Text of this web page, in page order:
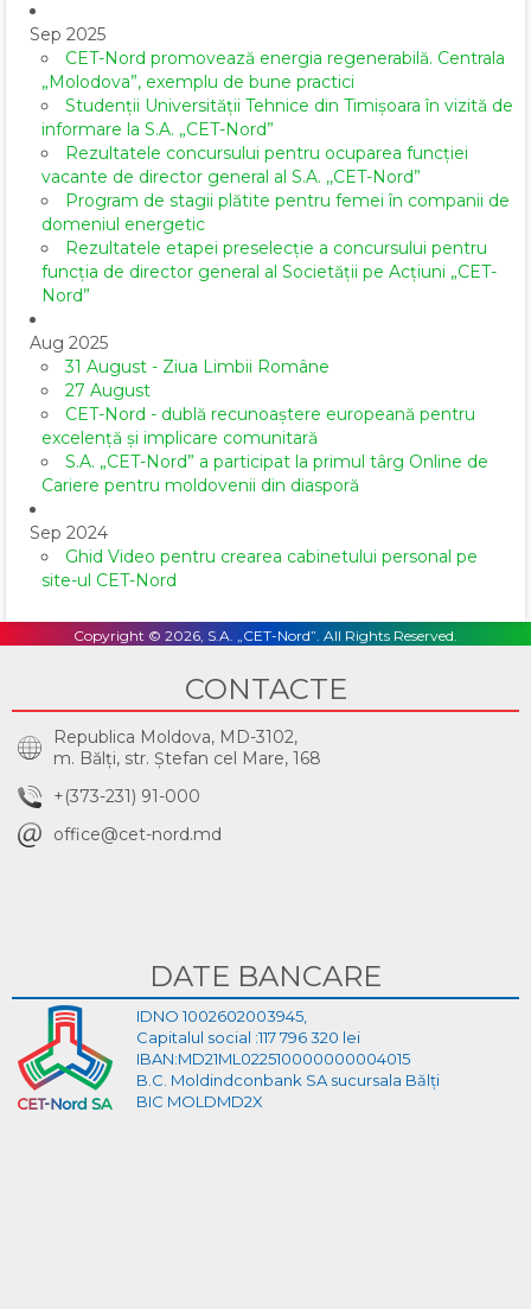
Sep 2025
CET-Nord promovează energia regenerabilă. Centrala
„Molodova”, exemplu de bune practici
Studenții Universității Tehnice din Timișoara în vizită de
informare la S.A. „CET-Nord”
Rezultatele concursului pentru ocuparea funcției
vacante de director general al S.A. ,,CET-Nord”
Program de stagii plătite pentru femei în companii de
domeniul energetic
Rezultatele etapei preselecție a concursului pentru
funcția de director general al Societăţii pe Acţiuni „CET-
Nord”
Aug 2025
31 August - Ziua Limbii Române
27 August
CET-Nord - dublă recunoaștere europeană pentru
excelență și implicare comunitară
S.A. „CET-Nord” a participat la primul târg Online de
Cariere pentru moldovenii din diasporă
Sep 2024
Ghid Video pentru crearea cabinetului personal pe
site-ul CET-Nord
Copyright © 2026, S.A. „CET-Nord”. All Rights Reserved.
CONTACTE
Republica Moldova, MD-3102,
m. Bălţi, str. Ştefan cel Mare, 168
+(373-231) 91-000
office@cet-nord.md
DATE BANCARE
IDNO 1002602003945,
Capitalul social :117 796 320 lei
IBAN:MD21ML022510000000004015
B.C. Moldindconbank SA sucursala Bălți
BIC MOLDMD2X